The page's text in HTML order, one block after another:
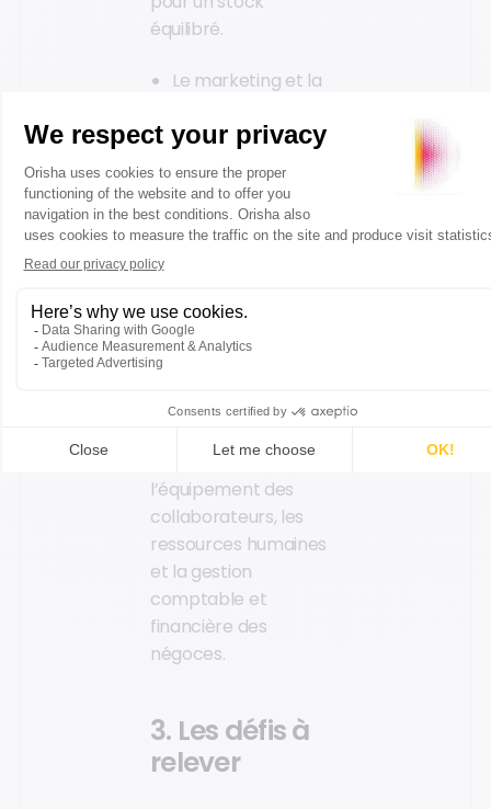
équilibré.
Le marketing et la
(82%)
Ils prennent la
troisième position, ce
qui est plutôt logique
dans le classement,
étroit avec la vente et
le commerce en
Suivent la
numérique et
l’équipement des
collaborateurs, les
ressources humaines
et la gestion
comptable et
financière des
négoces.
3. Les défis à
relever